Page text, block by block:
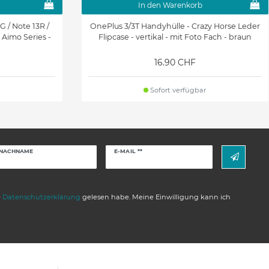
/ Note 13R /
Series -
In den Warenkorb
OnePlus 3/3T Handyhülle - Crazy Horse Leder
Flipcase - vertikal - mit Foto Fach - braun
16.90 CHF
Sofort verfügbar
E-MAIL **
Newsletter
Daten­schutz­erklärung gelesen habe. Meine Einwilligung kann ich